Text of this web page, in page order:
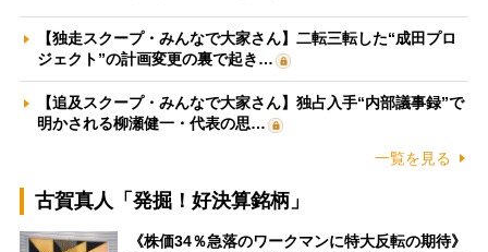
【独走スクープ・みんなで大家さん】二転三転した“成田プロ
ジェクト”の計画変更の裏で起き…
【追及スクープ・みんなで大家さん】独占入手“内部議事録”で
明かされる柳瀬健一・代表の思…
一覧を見る
古賀真人「発掘！好決算銘柄」
《株価34％急落のワークマンに特大反転の期待》